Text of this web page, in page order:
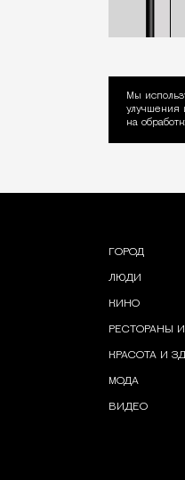
Мы
улучшения
на
ГОРОД
ЛЮДИ
КИНО
РЕСТОРАНЫ
КРАСОТА И
МОДА
ВИДЕО